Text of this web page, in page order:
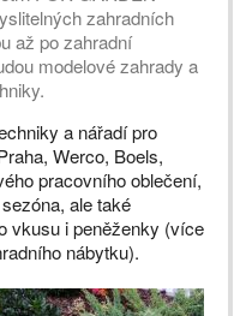
zahradních
až po zahradní
modelové zahrady a
a nářadí pro
Werco, Boels,
pracovního oblečení,
ale také
vkusu i peněženky (více
nábytku).